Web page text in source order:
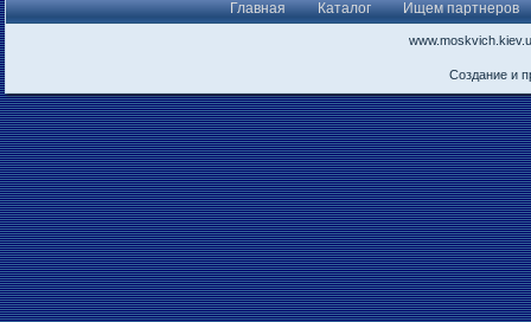
Главная Каталог Ищем партнеров
Создание и